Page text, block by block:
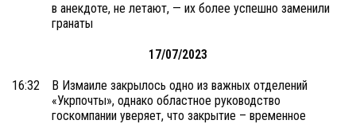
в анекдоте, не летают, — их более успешно заменили
гранаты
17/07/2023
16:32
В Измаиле закрылось одно из важных отделений
«Укрпочты», однако областное руководство
госкомпании уверяет, что закрытие – временное